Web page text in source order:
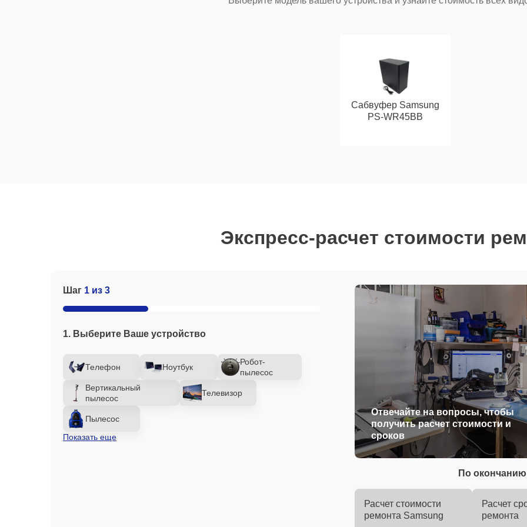
Сабвуфер Samsung
PS-WR45BB
Экспресс-расчет стоимости
Шаг 1 из 3
1. Выберите Ваше устройство
Телефон Ноутбук
Робот-
пылесос
Вертикальный
пылесос
Телевизор
Пылесос
Показать еще
Отвечайте на вопросы, чтобы
получить расчет стоимости и
сроков
По окончанию
Расчет стоимости
ремонта Samsung
Расчет
ремонта